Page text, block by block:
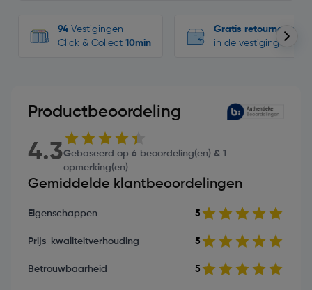
94 Vestigingen
Click & Collect 10min
Gratis retourneren
in de vestigingen
Productbeoordeling
4.3Gebaseerd op 6 beoordeling(en) & 1
opmerking(en)
Gemiddelde klantbeoordelingen
Eigenschappen 5
Prijs-kwaliteitverhouding 5
Betrouwbaarheid 5